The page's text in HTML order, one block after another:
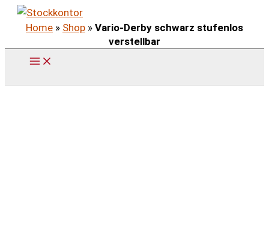
Zum
InhaltHome » Shop » Vario-Derby schwarz stufenlos
verstellbar